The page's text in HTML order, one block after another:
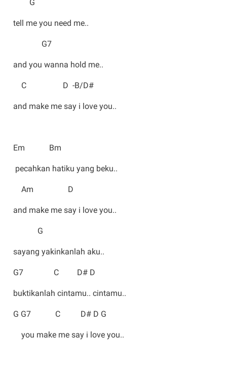
G
tell me you need me..
G7
and you wanna hold me..
C D -B/D#
and make me say i love you..
Em Bm
pecahkan hatiku yang beku..
Am D
and make me say i love you..
G
sayang yakinkanlah aku..
G7 C D# D
buktikanlah cintamu.. cintamu..
G G7 C D# D G
you make me say i love you..